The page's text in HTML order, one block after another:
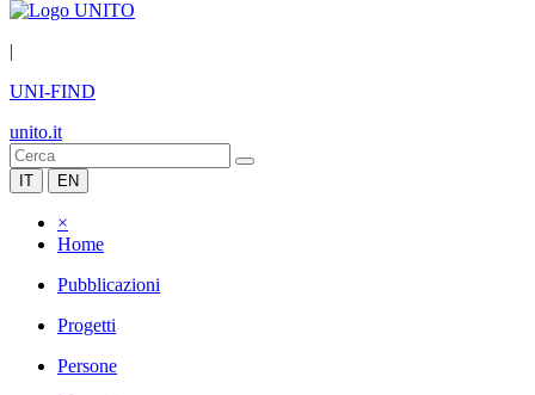
|
UNI-FIND
unito.it
IT EN
×
Home
Pubblicazioni
Progetti
Persone